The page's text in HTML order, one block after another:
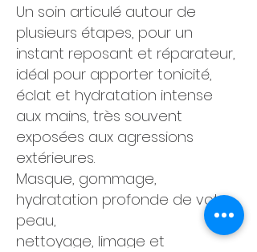
​Un soin articulé autour de
plusieurs étapes, pour un
instant reposant et réparateur,
idéal pour apporter tonicité,
éclat et hydratation intense
aux mains, très souvent
exposées aux agressions
extérieures.
Masque, gommage,
hydratation profonde de votre
peau,
nettoyage, limage et